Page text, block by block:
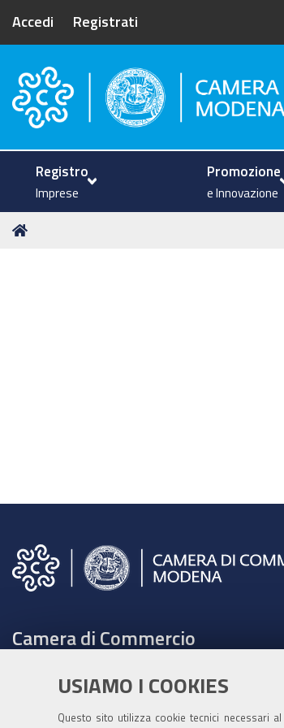
USIAMO I COOKIES
Questo sito utilizza cookie tecnici necessari
Accedi Registrati
Camera di Commercio
Registro
Imprese
Promozione
e Innovazione
Tu
Camera di Commercio
Tel. 059208111 -URP
Contabilità speciale Banca d'Italia: